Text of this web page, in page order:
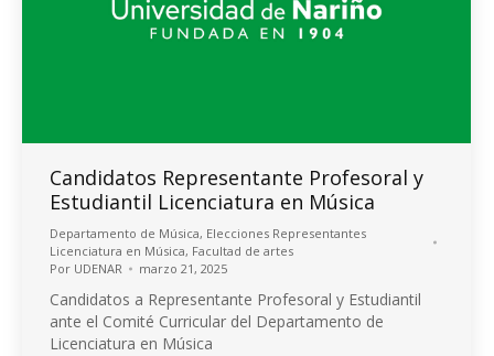
Candidatos Representante Profesoral y
Estudiantil Licenciatura en Música
Departamento de Música, Elecciones Representantes
Licenciatura en Música, Facultad de artes
Por UDENAR marzo 21, 2025
Candidatos a Representante Profesoral y Estudiantil
ante el Comité Curricular del Departamento de
Licenciatura en Música